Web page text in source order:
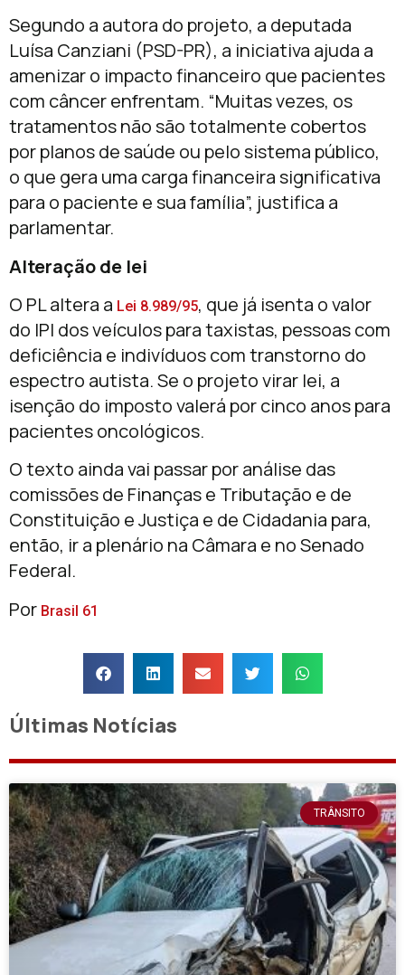
Segundo a autora do projeto, a deputada
Luísa Canziani (PSD-PR), a iniciativa ajuda a
amenizar o impacto financeiro que pacientes
com câncer enfrentam. “Muitas vezes, os
tratamentos não são totalmente cobertos
por planos de saúde ou pelo sistema público,
o que gera uma carga financeira significativa
para o paciente e sua família”, justifica a
parlamentar.
Alteração de lei
O PL altera a Lei 8.989/95, que já isenta o valor
do IPI dos veículos para taxistas, pessoas com
deficiência e indivíduos com transtorno do
espectro autista. Se o projeto virar lei, a
isenção do imposto valerá por cinco anos para
pacientes oncológicos.
O texto ainda vai passar por análise das
comissões de Finanças e Tributação e de
Constituição e Justiça e de Cidadania para,
então, ir a plenário na Câmara e no Senado
Federal.
Por Brasil 61
Últimas Notícias
TRÂNSITO